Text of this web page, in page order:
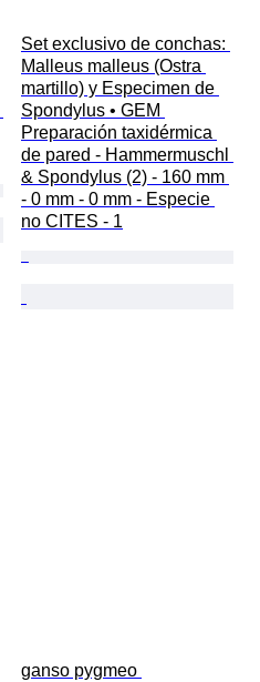
Set exclusivo de conchas:
Malleus malleus (Ostra
martillo) y Especimen de
Spondylus • GEM
Preparación taxidérmica
de pared - Hammermuschl
& Spondylus (2) - 160 mm
- 0 mm - 0 mm - Especie
no CITES - 1
ganso pygmeo